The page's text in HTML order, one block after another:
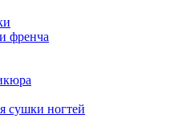
френча
сушки ногтей